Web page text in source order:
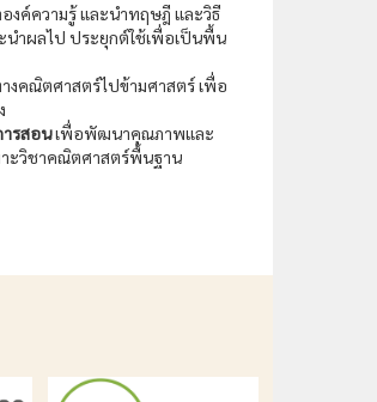
งค์ความรู้ และนำทฤษฎี และวิธี
นำผลไป ประยุกต์ใช้เพื่อเป็นพื้น
งคณิตศาสตร์ไปข้ามศาสตร์ เพื่อ
ารสอนเพื่อพัฒนาคุณภาพและ
าะวิชาคณิตศาสตร์พื้นฐาน